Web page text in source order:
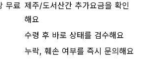
무료 제주/도서산간 추가요금을 확인
해요
수령 후 바로 상태를 검수해요
누락, 훼손 여부를 즉시 문의해요